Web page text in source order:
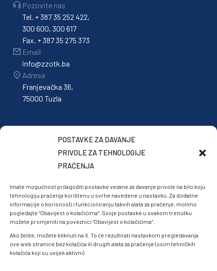
POSTAVKE ZA DAVANJE
PRIVOLE ZA TEHNOLOGIJE
PRAĆENJA
Imate mogućnost prilagoditi postavke vezane za davanje privole na bilo koju
tehnologiju praćenja korištenu u svrhe navedene u nastavku. Za dodatne
informacije o korisnosti i funkcioniranju takvih alata za praćenje, molimo
pogledajte “Obavijest o kolačićima”. Svoje postavke u svakom trenutku
možete promjeniti na poveznici “Obavijest o kolačićima”.
Ako želite, možete kliknuti na X. To će rezultirati nastavkom pregledavanja
ove web stranice bez kolačića ili drugih alata za praćenje (osim tehničkih
kolačića koji su uvijek aktivni)
Pozovite nas
Tel. + 387 35 252 422,
300 600, 300 617
Fax. + 387 35 275 373
Email
info@zzotk.ba
Adresa
Franjevačka 36,
75000 Tuzla